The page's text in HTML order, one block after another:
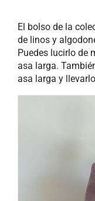
El bolso de la
de linos y
Puedes lucirlo de
asa larga.
asa larga y